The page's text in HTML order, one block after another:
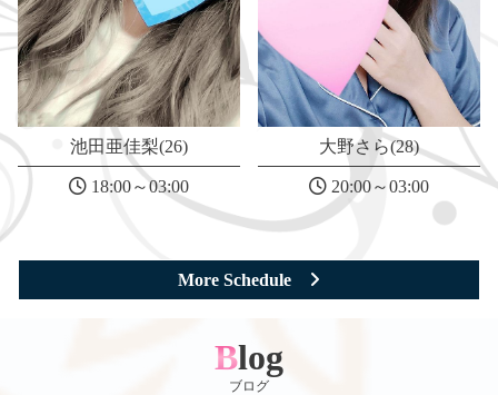
池田亜佳梨(26)
18:00～03:00
大野さら(28)
20:00～03:00
More Schedule
Blog
ブログ